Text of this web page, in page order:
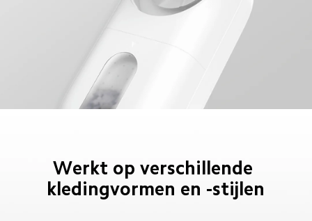
Werkt op verschillende
kledingvormen en -stijlen